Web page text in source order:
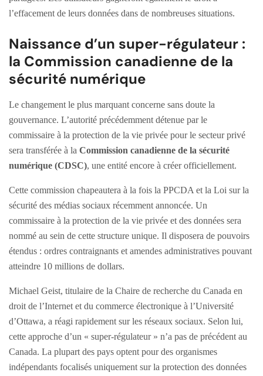
l’effacement de leurs données dans de nombreuses situations.
Naissance d’un super-régulateur :
la Commission canadienne de la
sécurité numérique
Le changement le plus marquant concerne sans doute la
gouvernance. L’autorité précédemment détenue par le
commissaire à la protection de la vie privée pour le secteur privé
sera transférée à la Commission canadienne de la sécurité
numérique (CDSC), une entité encore à créer officiellement.
Cette commission chapeautera à la fois la PPCDA et la Loi sur la
sécurité des médias sociaux récemment annoncée. Un
commissaire à la protection de la vie privée et des données sera
nommé au sein de cette structure unique. Il disposera de pouvoirs
étendus : ordres contraignants et amendes administratives pouvant
atteindre 10 millions de dollars.
Michael Geist, titulaire de la Chaire de recherche du Canada en
droit de l’Internet et du commerce électronique à l’Université
d’Ottawa, a réagi rapidement sur les réseaux sociaux. Selon lui,
cette approche d’un « super-régulateur » n’a pas de précédent au
Canada. La plupart des pays optent pour des organismes
indépendants focalisés uniquement sur la protection des données